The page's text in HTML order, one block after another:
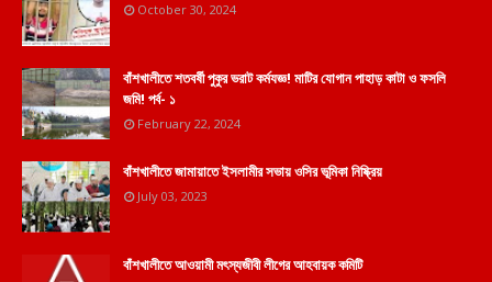
October 30, 2024
বাঁশখালীতে শতবর্ষী পুকুর ভরাট কর্মযজ্ঞ! মাটির যোগান পাহাড় কাটা ও ফসলি
জমি! পর্ব- ১
February 22, 2024
বাঁশখালীতে জামায়াতে ইসলামীর সভায় ওসির ভূমিকা নিষ্ক্রিয়
July 03, 2023
বাঁশখালীতে আওয়ামী মৎস্যজীবী লীগের আহবায়ক কমিটি